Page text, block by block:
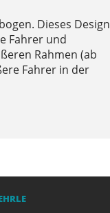
Dieses Design
Fahrer und
Rahmen (ab
Fahrer in der